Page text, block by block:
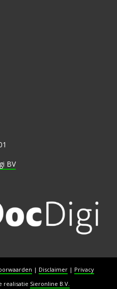
BV
| Disclaimer | Privacy
realisatie Sieronline B.V.